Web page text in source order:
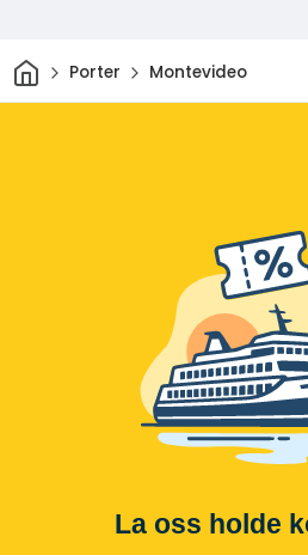
HjemPorter Montevideo
La oss holde